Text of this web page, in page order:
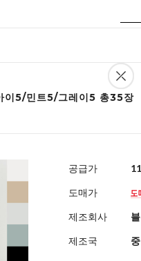
이5/민트5/그레이5 총35장
공급가
도매가
제조회사
제조국 중